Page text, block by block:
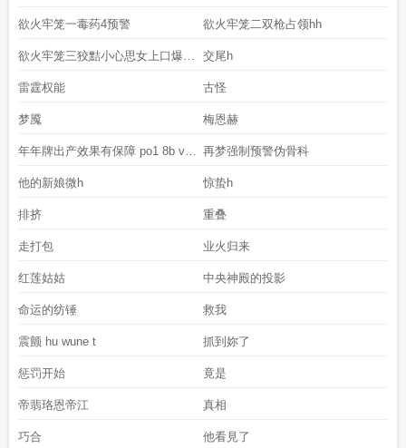
欲火牢笼一毒药4预警 欲火牢笼二双枪占领hh
欲火牢笼三狡黠小心思女上口爆预
警
交尾h
雷霆权能 古怪
梦魇 梅恩赫
年年牌出产效果有保障 po1 8b v c
o
再梦强制预警伪骨科
他的新娘微h 惊蛰h
排挤 重叠
走打包 业火归来
红莲姑姑 中央神殿的投影
命运的纺锤 救我
震颤 hu wune t 抓到妳了
惩罚开始 竟是
帝翡珞恩帝江 真相
巧合 他看見了